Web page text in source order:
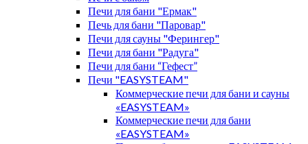
Печи для бани "Ермак"
Печь для бани "Паровар"
Печи для сауны "Ферингер"
Печи для бани "Радуга"
Печи для бани “Гефест”
Печи "EASYSTEAM"
Коммерческие печи для бани и сауны
«EASYSTEAM»
Коммерческие печи для бани
«EASYSTEAM»